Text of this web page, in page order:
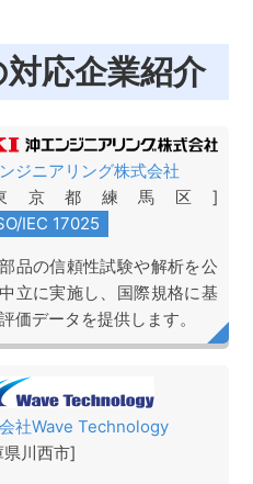
応企業紹介
ジニアリング株式会社
京都練馬区]
品の信頼性試験や解析を公
立に実施し、国際規格に基
価データを提供します。
社Wave Technology
県川西市]